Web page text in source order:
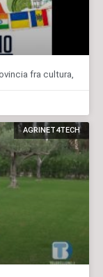
fra cultura,
AGRINET4TECH